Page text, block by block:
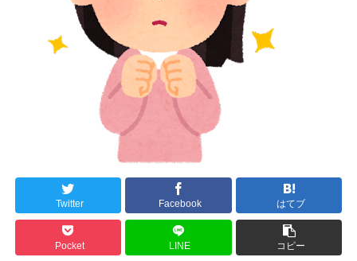
Twitter Facebook はてブ
Pocket LINE コピー